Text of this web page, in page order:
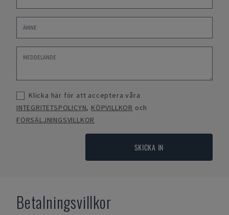
Klicka här för att acceptera våra
INTEGRITETSPOLICYN, KÖPVILLKOR och
FÖRSÄLJNINGSVILLKOR
SKICKA IN
Betalningsvillkor